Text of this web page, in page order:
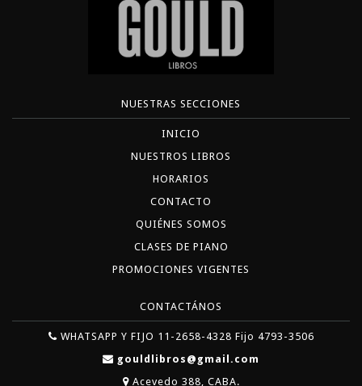
NUESTRAS SECCIONES
INICIO
NUESTROS LIBROS
HORARIOS
CONTACTO
QUIÉNES SOMOS
CLASES DE PIANO
PROMOCIONES VIGENTES
CONTACTÁNOS
WHATSAPP Y FIJO 11-2658-4328 Fijo 4793-3506
gouldlibros@gmail.com
Acevedo 388, CABA.